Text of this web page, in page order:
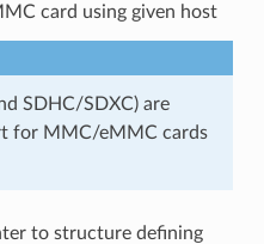
card using given host
SDHC/SDXC) are
for MMC/eMMC cards
to structure defining